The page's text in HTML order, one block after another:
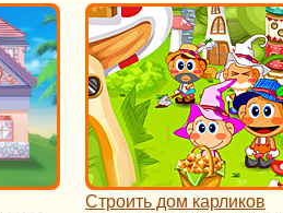
Строить дом карликов